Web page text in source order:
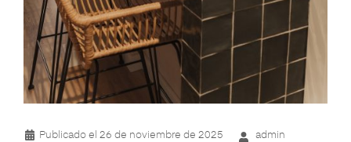
Publicado el 26 de noviembre de 2025
admin